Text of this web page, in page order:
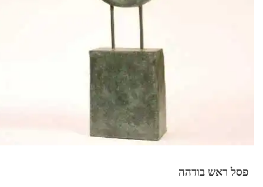
פסל ראש בודהה